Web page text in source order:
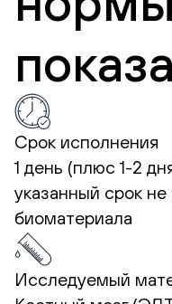
Срок исполнения
1 день (плюс 1-2
указанный срок не
биоматериала
Исследуемый